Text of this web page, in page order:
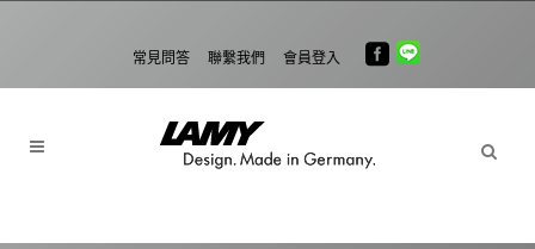
常見問答 聯繫我們 會員登入